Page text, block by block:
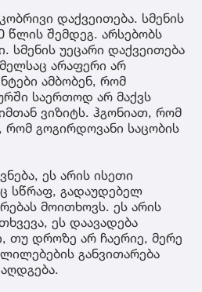
დაქვეითება. სმენის
წლის შემდეგ. არსებობს
სმენის უეცარი დაქვეითება
არაფერი არ
ამბობენ, რომ
საერთოდ არ მაქვს
ვიზიტს. ჰგონიათ, რომ
რომ გოგირდოვანი საცობის
ეს არის ისეთი
სწრაფ, გადაუდებელ
მოითხოვს. ეს არის
ეს დაავადება
თუ დროზე არ ჩაერიე, მერე
განვითარება